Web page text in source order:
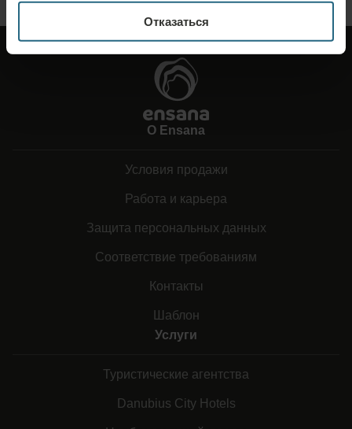
Отказаться
О Ensana
Условия продажи
Работа и карьера
Защита персональных данных
Соответствие требованиям
Контакты
Шаблон
Услуги
Туристические агентства
Danubius City Hotels